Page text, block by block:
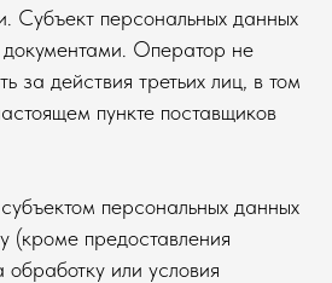
Субъект персональных данных
Оператор не
за действия третьих лиц, в том
пункте поставщиков
персональных данных
(кроме предоставления
или условия